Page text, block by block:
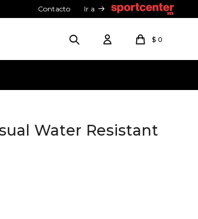
$ 0
Contacto Ir a
Water Resistant